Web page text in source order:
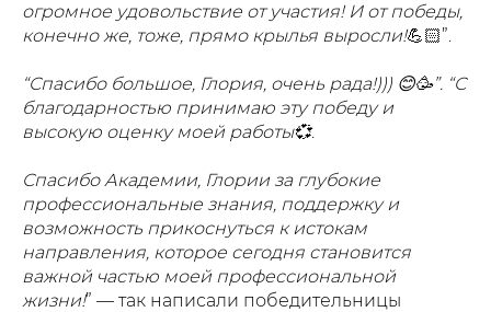
огромное удовольствие от участия! И от победы,
конечно же, тоже, прямо крылья выросли!💪🏻”.
“Спасибо большое, Глория, очень рада!))) 😊🥳”. “С
благодарностью принимаю эту победу и
высокую оценку моей работы💞.
Спасибо Академии, Глории за глубокие
профессиональные знания, поддержку и
возможность прикоснуться к истокам
направления, которое сегодня становится
важной частью моей профессиональной
жизни!” — так написали победительницы